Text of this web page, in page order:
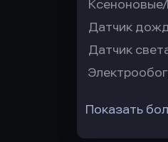
Датчик
Датчик
Показать